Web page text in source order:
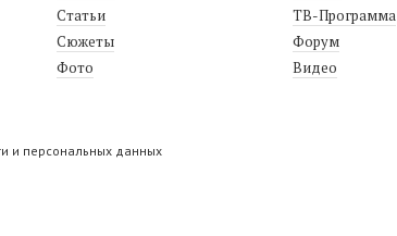
Статьи
Сюжеты
Фото
ТВ-Программа
Форум
Видео
и персональных данных